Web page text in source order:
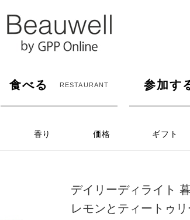
食べる RESTAURANT 参加す
香り 価格 ギフト
デイリーディライト
レモンとティートゥリ